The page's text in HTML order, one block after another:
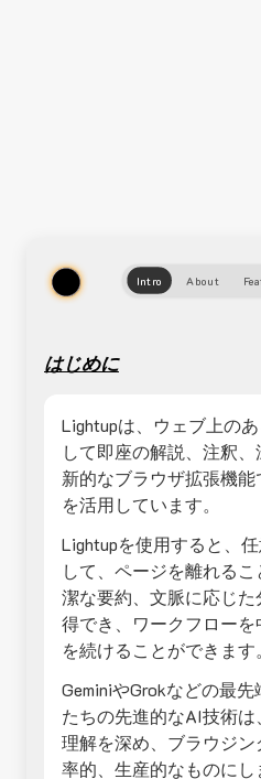
Intro About
はじめに
Lightupは、ウェブ上の
して即座の解説、注釈
新的なブラウザ拡張機
を活用しています。
Lightupを使用すると、
して、ページを離れる
潔な要約、文脈に応じ
得でき、ワークフロー
を続けることができます。
GeminiやGrokなどの最
たちの先進的なAI技術
理解を深め、ブラウジ
率的、生産的なものにし